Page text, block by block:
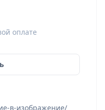
оплате
в-изображение/